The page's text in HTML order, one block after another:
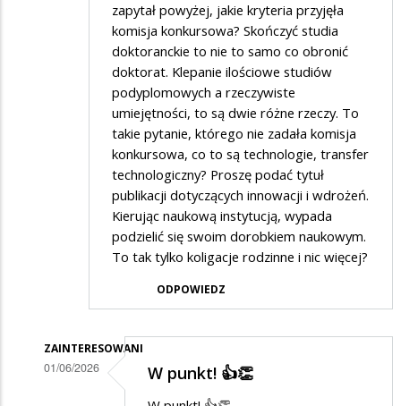
zapytał powyżej, jakie kryteria przyjęła
komisja konkursowa? Skończyć studia
doktoranckie to nie to samo co obronić
doktorat. Klepanie ilościowe studiów
podyplomowych a rzeczywiste
umiejętności, to są dwie różne rzeczy. To
takie pytanie, którego nie zadała komisja
konkursowa, co to są technologie, transfer
technologiczny? Proszę podać tytuł
publikacji dotyczących innowacji i wdrożeń.
Kierując naukową instytucją, wypada
podzielić się swoim dorobkiem naukowym.
To tak tylko koligacje rodzinne i nic więcej?
ODPOWIEDZ
ZAINTERESOWANI
01/06/2026 W punkt! 👍👏